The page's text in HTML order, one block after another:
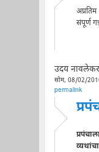
संपूर्ण
उदय नावलेकर
सोम, 08/02/
permalink